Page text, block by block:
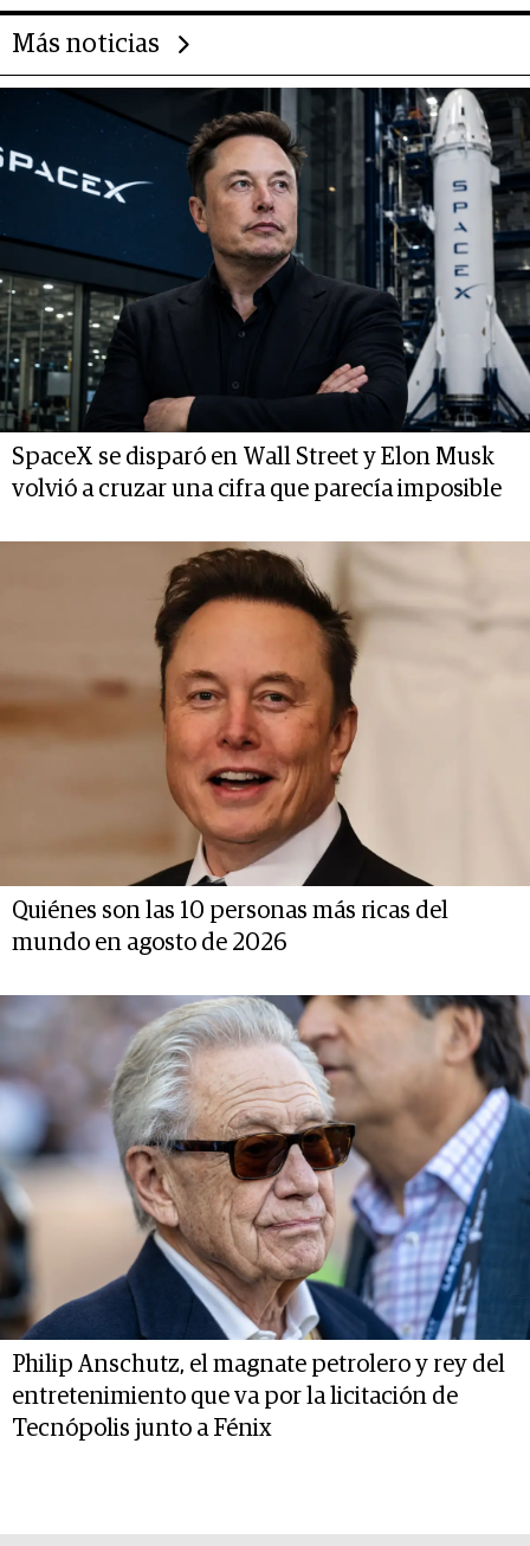
Más noticias
SpaceX se disparó en Wall Street y Elon Musk
volvió a cruzar una cifra que parecía imposible
Quiénes son las 10 personas más ricas del
mundo en agosto de 2026
Philip Anschutz, el magnate petrolero y rey del
entretenimiento que va por la licitación de
Tecnópolis junto a Fénix